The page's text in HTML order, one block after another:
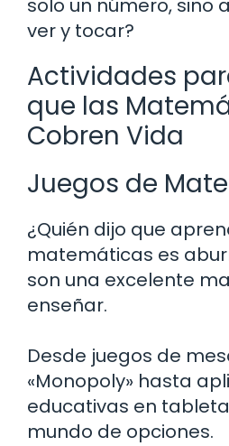
solo un número, sino
ver y tocar?
Actividades
que las
Cobren Vida
Juegos de
¿Quién dijo que
matemáticas es
son una excelente
enseñar.
Desde juegos de
«Monopoly» hasta
educativas en
mundo de opciones.